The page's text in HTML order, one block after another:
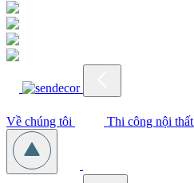
Về chúng tôi Thi công nội thất